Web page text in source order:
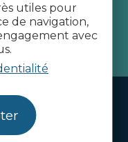
utiles pour
de navigation,
avec